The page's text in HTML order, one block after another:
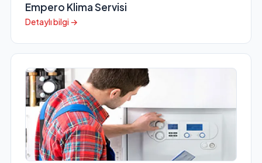
Empero Klima Servisi
Detaylı bilgi →